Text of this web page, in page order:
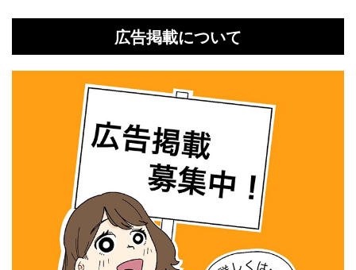
広告掲載について